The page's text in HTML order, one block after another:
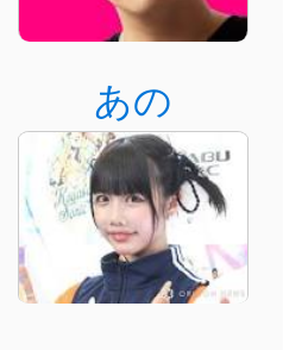
あの